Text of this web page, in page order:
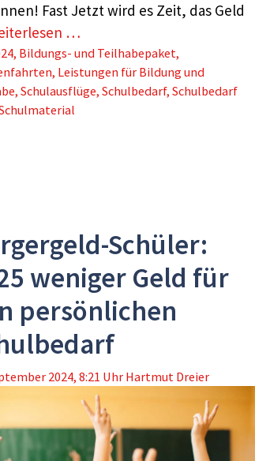
Fast Jetzt wird es Zeit, das Geld
…
, Bildungs- und Teilhabepaket,
, Leistungen für Bildung und
,Schulausflüge,Schulbedarf,Schulbedarf
Schüler:
weniger Geld für
persönlichen
2024, 8:21 Uhr Hartmut Dreier